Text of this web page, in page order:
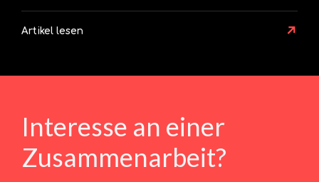
Artikel lesen ↗
Interesse an einer
Zusammenarbeit?